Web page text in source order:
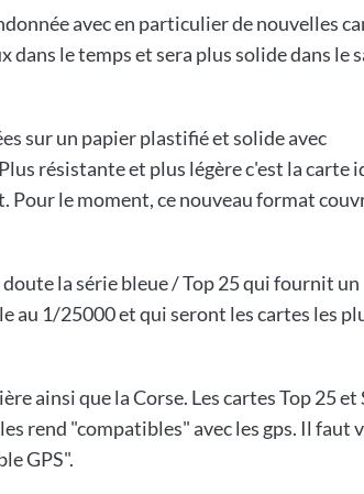
avec en particulier de nouvelles
le temps et sera plus solide dans le
sur un papier plastifié et solide avec
résistante et plus légère c'est la carte
Pour le moment, ce nouveau format
la série bleue / Top 25 qui fournit un
au 1/25000 et qui seront les cartes les
ainsi que la Corse. Les cartes Top 25 et
rend "compatibles" avec les gps. Il faut
GPS".